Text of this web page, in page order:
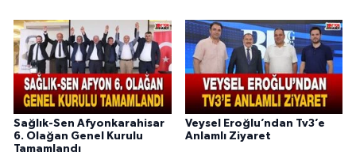
Sağlık-Sen Afyonkarahisar
6. Olağan Genel Kurulu
Tamamlandı
Veysel Eroğlu’ndan Tv3’e
Anlamlı Ziyaret